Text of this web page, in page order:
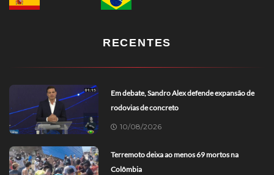
RECENTES
Em debate, Sandro Alex defende expansão de
rodovias de concreto
10/08/2026
Terremoto deixa ao menos 69 mortos na
Colômbia